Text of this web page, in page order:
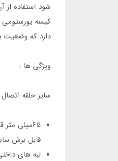
شود استفاده
کیسه یورستومی
دارد که وضعیت
ویژگی ها :
سایز حلقه
قابل برش سایز 46-15 /65 و یا از قبل بریده شده سایز 65/40
لبه های